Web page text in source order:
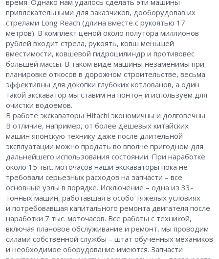
время. Однако нам удалось сделать эти машины
привлекательными для заказчиков, дооборудовав их
стрелами Long Reach (длина вместе с рукоятью ​17
метров). В комплект ценой около полутора миллионов
рублей входит стрела, рукоять, ковш меньшей
вместимости, ковшевой гидроцилиндр и противовес
большей массы. В таком виде машины незаменимы при
планировке откосов в дорожном строительстве, весьма
эффективны для докопки глубоких котлованов, а один
такой экскаватор мы ставим на понтон и используем для
очистки водоемов.
В работе экскаваторы Hitachi экономичны и долговечны.
В отличие, например, от более дешевых китайских
машин японскую технику даже после длительной
эксплуатации можно продать во вполне пригодном для
дальнейшего использования состоянии. При наработке
около 15 тыс. моточасов наши экскаваторы пока не
требовали серьезных расходов на запчасти – ​все
основные узлы в порядке. Исключение – ​одна из 33-
тонных машин, работавшая в особо тяжелых условиях
и потребовавшая капитального ремонта двигателя после
наработки 7 тыс. моточасов. Все работы с техникой,
включая плановое обслуживание и ремонт, мы проводим
силами собственной службы – ​штат обученных механиков
и необходимое оборудование имеются. Запчасти